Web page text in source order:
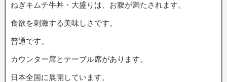
ねぎキムチ牛丼・大盛りは、お腹が満たされます。
食欲を刺激する美味しさです。
普通です。
カウンター席とテーブル席があります。
日本全国に展開しています。